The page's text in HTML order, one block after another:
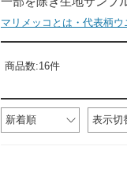
マリメッコとは・代表柄
商品数:16件
新着順 表示切